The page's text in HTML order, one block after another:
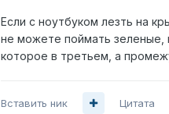
Если с ноутбуком лезть на
не можете поймать зеленые,
которое в третьем, а
Вставить ник Цитата